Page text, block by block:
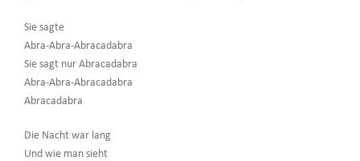
Sie sagte
Abra-Abra-Abracadabra
Sie sagt nur Abracadabra
Abra-Abra-Abracadabra
Abracadabra
Die Nacht war lang
Und wie man sieht